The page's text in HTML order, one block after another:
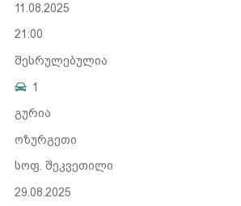
11.08.2025
21:00
შესრულებულია
1
გურია
ოზურგეთი
სოფ. შეკვეთილი
29.08.2025